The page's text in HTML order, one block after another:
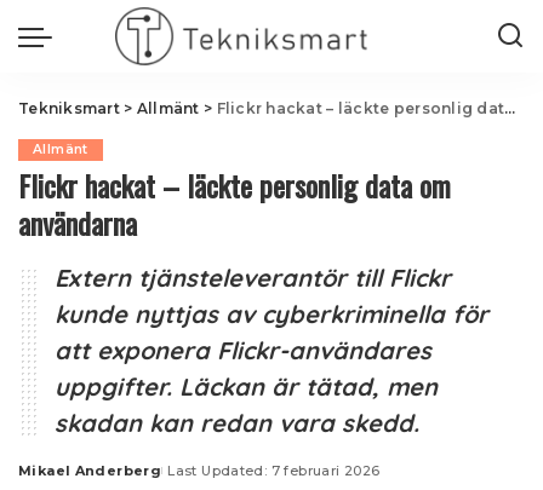
Tekniksmart> Allmänt > Flickr hackat – läckte personlig data om användarna
Allmänt
Flickr hackat – läckte personlig data om
användarna
Extern tjänsteleverantör till Flickr
kunde nyttjas av cyberkriminella för
att exponera Flickr-användares
uppgifter. Läckan är tätad, men
skadan kan redan vara skedd.
Posted
Mikael Anderberg Last Updated: 7 februari 2026